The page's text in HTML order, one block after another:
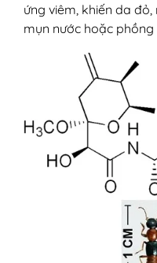
ứng viêm, khiến da
mụn nước hoặc phồng